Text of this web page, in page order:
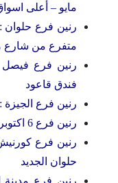
مايو – أعلى
متفرع من شارع
فندق قاعود
رنين فرع الجيزة : 47 شارع ربيع الجيزى
رنين فرع 6 اكتوبر : الحى السادس اجياد انفنتى مول
حلوان الجديد